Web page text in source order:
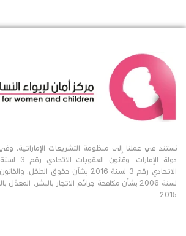
نستند في عملنا إلى منظومة التشريعات الإماراتية،
2015.